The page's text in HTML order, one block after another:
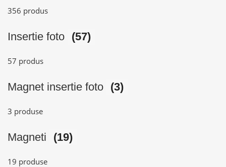
356 produs
Insertie foto (57)
57 produs
Magnet insertie foto (3)
3 produse
Magneti (19)
19 produse